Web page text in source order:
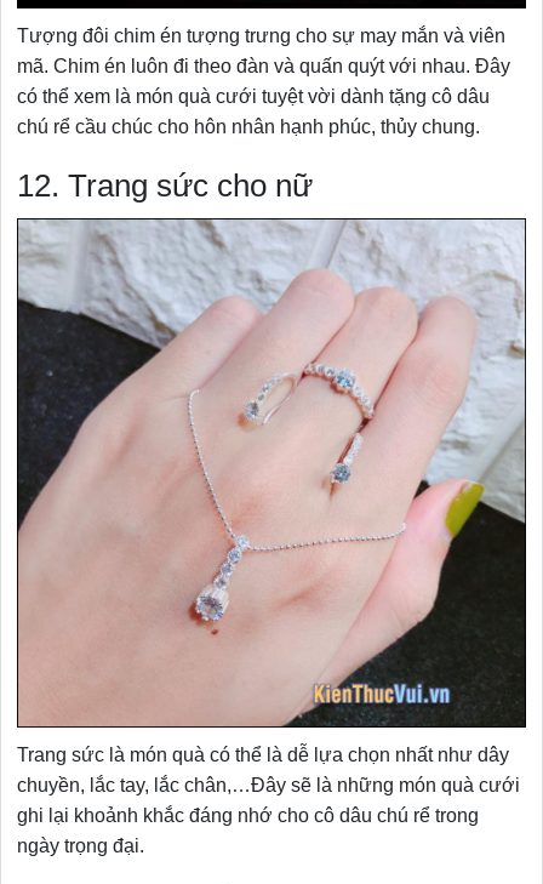
Tượng đôi chim én tượng trưng cho sự may mắn và viên
mã. Chim én luôn đi theo đàn và quấn quýt với nhau. Đây
có thể xem là món quà cưới tuyệt vời dành tặng cô dâu
chú rể cầu chúc cho hôn nhân hạnh phúc, thủy chung.
12. Trang sức cho nữ
Trang sức là món quà có thể là dễ lựa chọn nhất như dây
chuyền, lắc tay, lắc chân,…Đây sẽ là những món quà cưới
ghi lại khoảnh khắc đáng nhớ cho cô dâu chú rể trong
ngày trọng đại.